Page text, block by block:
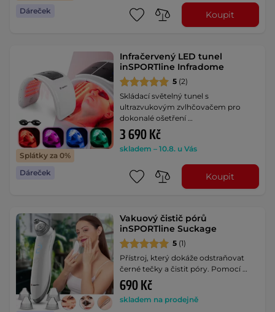
Dáreček
Koupit
Splátky za 0%
Dáreček
Infračervený LED tunel
inSPORTline Infradome
5 (2)
Skládací světelný tunel s
ultrazvukovým zvlhčovačem pro
dokonalé ošetření …
3 690 Kč
skladem – 10.8. u Vás
Koupit
Vakuový čistič pórů
inSPORTline Suckage
5 (1)
Přístroj, který dokáže odstraňovat
černé tečky a čistit póry. Pomocí …
690 Kč
skladem na prodejně